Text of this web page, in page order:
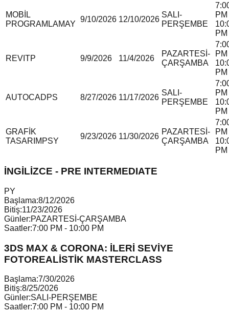
MOBİL
PROGRAMLAMAY
9/10/2026 12/10/2026
SALI-
PERŞEMBE
PM
PM
REVITP 9/9/2026 11/4/2026
PAZARTESİ-
ÇARŞAMBA
PM
PM
AUTOCADPS 8/27/2026 11/17/2026
SALI-
PERŞEMBE
PM
PM
GRAFİK
TASARIM PSY
9/23/2026 11/30/2026
PAZARTESİ-
ÇARŞAMBA
PM
PM
İNGİLİZCE - PRE INTERMEDIATE
PY
Başlama:8/12/2026
Bitiş:11/23/2026
Günler:PAZARTESİ-ÇARŞAMBA
Saatler:7:00 PM - 10:00 PM
3DS MAX & CORONA: İLERİ SEVİYE
FOTOREALİSTİK MASTERCLASS
Başlama:7/30/2026
Bitiş:8/25/2026
Günler:SALI-PERŞEMBE
Saatler:7:00 PM - 10:00 PM